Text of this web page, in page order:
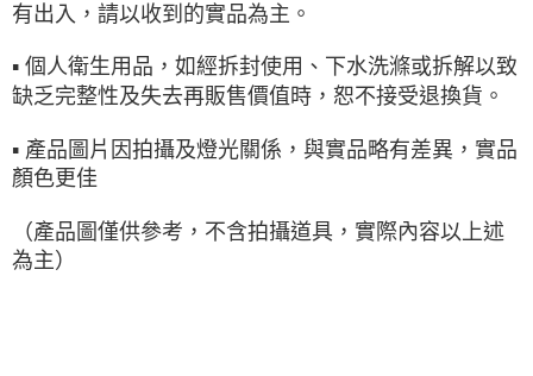
有出入，請以收到的實品為主。
▪ 個人衛生用品，如經拆封使用、下水洗滌或拆解以致
缺乏完整性及失去再販售價值時，恕不接受退換貨。
▪ 產品圖片因拍攝及燈光關係，與實品略有差異，實品
顏色更佳
（產品圖僅供參考，不含拍攝道具，實際內容以上述
為主）